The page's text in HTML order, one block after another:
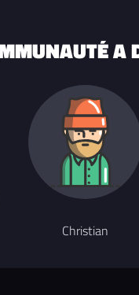
A
Christian